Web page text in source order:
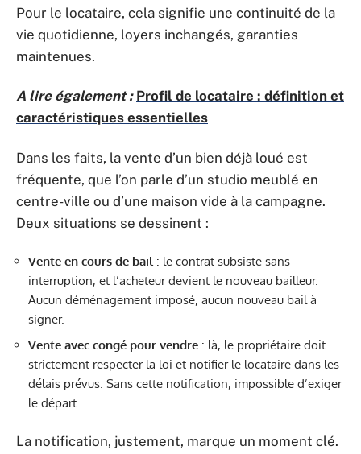
Pour le locataire, cela signifie une continuité de la
vie quotidienne, loyers inchangés, garanties
maintenues.
A lire également : Profil de locataire : définition et
caractéristiques essentielles
Dans les faits, la vente d’un bien déjà loué est
fréquente, que l’on parle d’un studio meublé en
centre-ville ou d’une maison vide à la campagne.
Deux situations se dessinent :
Vente en cours de bail: le contrat subsiste sans
interruption, et l’acheteur devient le nouveau bailleur.
Aucun déménagement imposé, aucun nouveau bail à
signer.
Vente avec congé pour vendre : là, le propriétaire doit
strictement respecter la loi et notifier le locataire dans les
délais prévus. Sans cette notification, impossible d’exiger
le départ.
La notification, justement, marque un moment clé.